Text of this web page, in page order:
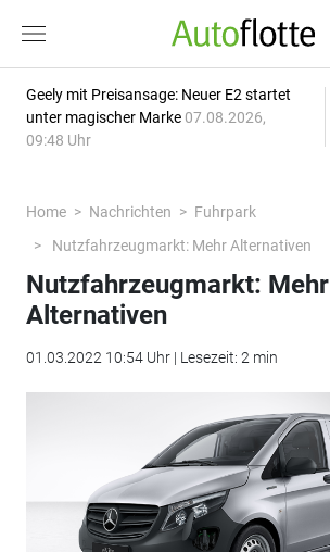
Geely mit Preisansage: Neuer E2 startet
unter magischer Marke 07.08.2026,
09:48 Uhr
Home Nachrichten
Fuhrpark
Nutzfahrzeugmarkt: Mehr Alternativen
Nutzfahrzeugmarkt: Mehr
Alternativen
01.03.2022 10:54 Uhr | Lesezeit: 2 min